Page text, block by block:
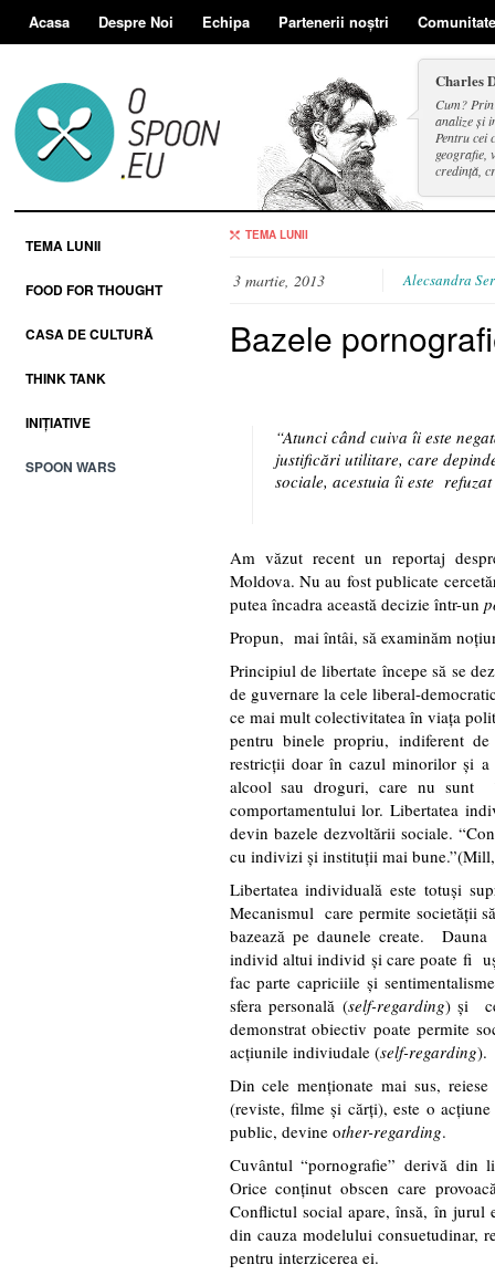
Acasa Despre Noi Echipa Partenerii noștri
Charles
Cum?
analize și
Pentru cei
geografie,
credință,
TEMA LUNII
FOOD FOR THOUGHT
CASA DE CULTURĂ
THINK TANK
INIȚIATIVE
SPOON WARS
TEMA LUNII
3 martie, 2013 Alecsandra
Bazele
“Atunci când cuiva îi este
justificări utilitare, care
sociale, acestuia îi este
Am văzut recent un reportaj
Moldova. Nu au fost publicate
putea încadra această decizie într-un
Propun, mai întâi, să examinăm
Principiul de libertate începe să se
de guvernare la cele liberal-
ce mai mult colectivitatea în viaţa
pentru binele propriu, indiferent
restricţii doar în cazul minorilor şi a
alcool sau droguri, care nu sunt
comportamentului lor. Libertatea
devin bazele dezvoltării sociale.
cu indivizi şi instituţii mai
Libertatea individuală este totuşi
Mecanismul care permite societăţii
bazează pe daunele create.
individ altui individ şi care poate fi
fac parte capriciile şi
sfera personală (self-regarding) şi
demonstrat obiectiv poate permite
acţiunile indiviudale (self-regarding).
Din cele menţionate mai sus,
(reviste, filme şi cărţi), este o
public, devine other-regarding.
Cuvântul “pornografie” derivă din
Orice conţinut obscen care
Conflictul social apare, însă, în
din cauza modelului consuetudinar,
pentru interzicerea ei.